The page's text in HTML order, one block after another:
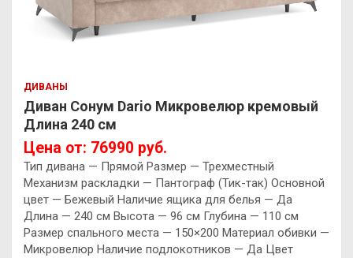
ДИВАНЫ
Диван Сонум Dario Микровелюр кремовый
Длина 240 см
Цена от: 76990 руб.
Тип дивана — Прямой Размер — Трехместный
Механизм раскладки — Пантограф (Тик-так) Основной
цвет — Бежевый Наличие ящика для белья — Да
Длина — 240 см Высота — 96 см Глубина — 110 см
Размер спального места — 150×200 Материал обивки —
Микровелюр Наличие подлокотников — Да Цвет